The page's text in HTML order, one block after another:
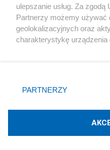
X Facebook
Technologię
ulepszanie usług. Za
Partnerzy możemy używać
geolokalizacyjnych oraz
charakterystykę urządzenia
zmienić/wycofać klikając
znajdujący się w lewym
rodzaje przetwarzania
użytkownika, ale masz
PARTNERZY